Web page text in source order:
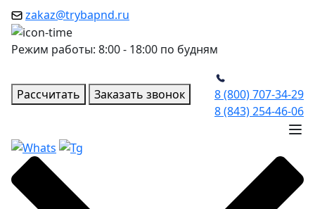
zakaz@trybapnd.ru
Режим работы: 8:00 - 18:00 по будням
Рассчитать Заказать звонок
8 (800) 707-34-29
8 (843) 254-46-06